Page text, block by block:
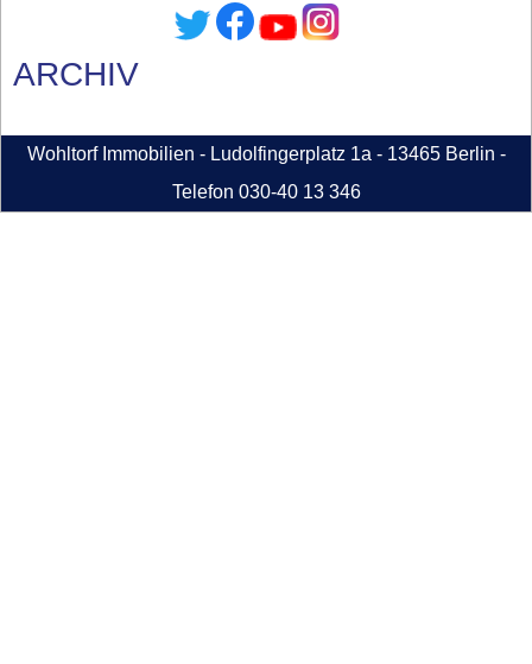
ARCHIV
Wohltorf Immobilien - Ludolfingerplatz 1a - 13465 Berlin -
Telefon 030-40 13 346